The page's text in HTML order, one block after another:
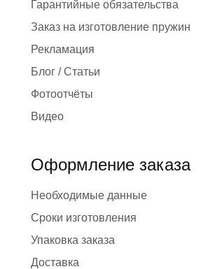
Гарантийные обязательства
Заказ на изготовление пружин
Рекламация
Блог / Статьи
Фотоотчёты
Видео
Оформление заказа
Необходимые данные
Сроки изготовления
Упаковка заказа
Доставка